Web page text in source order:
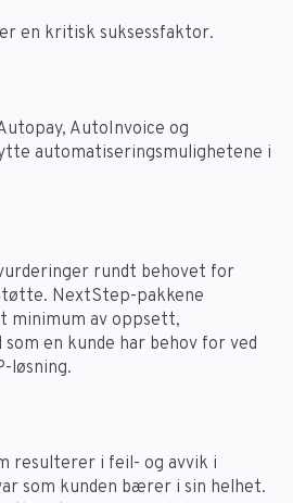
en kritisk suksessfaktor.
AutoInvoice og
automatiseringsmulighetene i
rundt behovet for
NextStep-pakkene
minimum av oppsett,
en kunde har behov for ved
løsning.
resulterer i feil- og avvik i
som kunden bærer i sin helhet.